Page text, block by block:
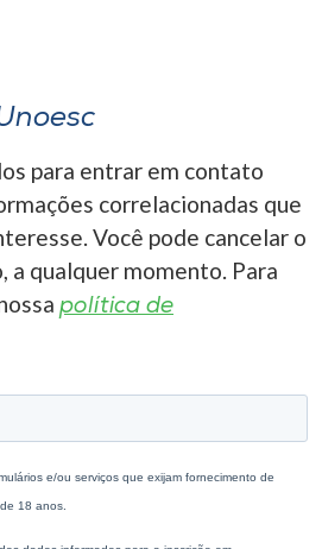
para entrar em contato
correlacionadas que
Você pode cancelar o
a qualquer momento. Para
política de